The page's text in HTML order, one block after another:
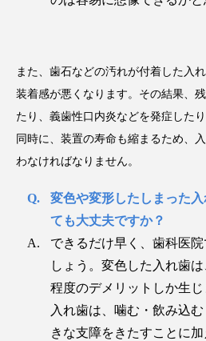
また、歯石などの汚れが付着した入
装着感が悪くなります。その結果、
たり、義歯性口内炎などを発症した
同時に、装置の寿命も縮まるため、
わなければなりません。
変色や変形したしまった
ても大丈夫ですか？
できるだけ早く、歯科医
しょう。変色した入れ歯
程度のデメリットしか生
入れ歯は、噛む・飲み込
きな支障をきたすことに